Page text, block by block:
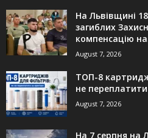
На Львівщині
загиблих
компенсацію
August 7, 2026
ТОП-8
не переплатити
August 7, 2026
На 7 серпня на